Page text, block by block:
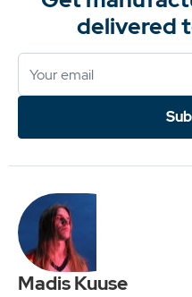
delivered
Madis Kuuse